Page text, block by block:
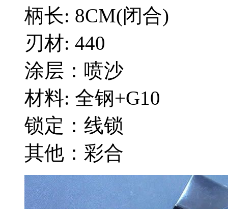
柄长: 8CM(闭合)
刃材: 440
涂层：喷沙
材料: 全钢+G10
锁定：线锁
其他：彩合